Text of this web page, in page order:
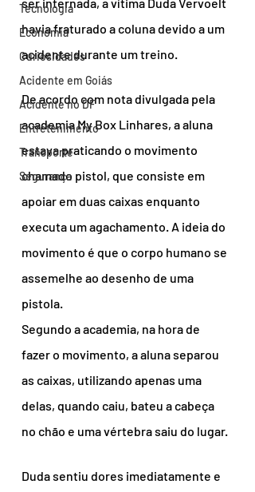
Tecnologia
Economia
Curiosidades
Acidente em Goiás
Acidente no DF
Entretenimento
Transporte
Segurança
havia fraturado a coluna devido a um
acidente durante um treino.
De acordo com nota divulgada pela
academia My Box Linhares, a aluna
estava praticando o movimento
chamado pistol, que consiste em
apoiar em duas caixas enquanto
executa um agachamento. A ideia do
movimento é que o corpo humano se
assemelhe ao desenho de uma
pistola.
Segundo a academia, na hora de
fazer o movimento, a aluna separou
as caixas, utilizando apenas uma
delas, quando caiu, bateu a cabeça
no chão e uma vértebra saiu do lugar.
Duda sentiu dores imediatamente e